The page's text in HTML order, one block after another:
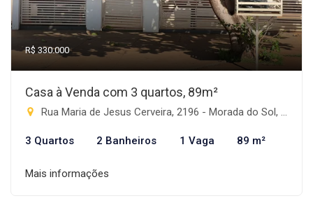
R$ 330.000
Casa à Venda com 3 quartos, 89m²
Rua Maria de Jesus Cerveira, 2196 - Morada do Sol, Rio Brilhante-MS
3 Quartos 2 Banheiros 1 Vaga 89 m²
Mais informações